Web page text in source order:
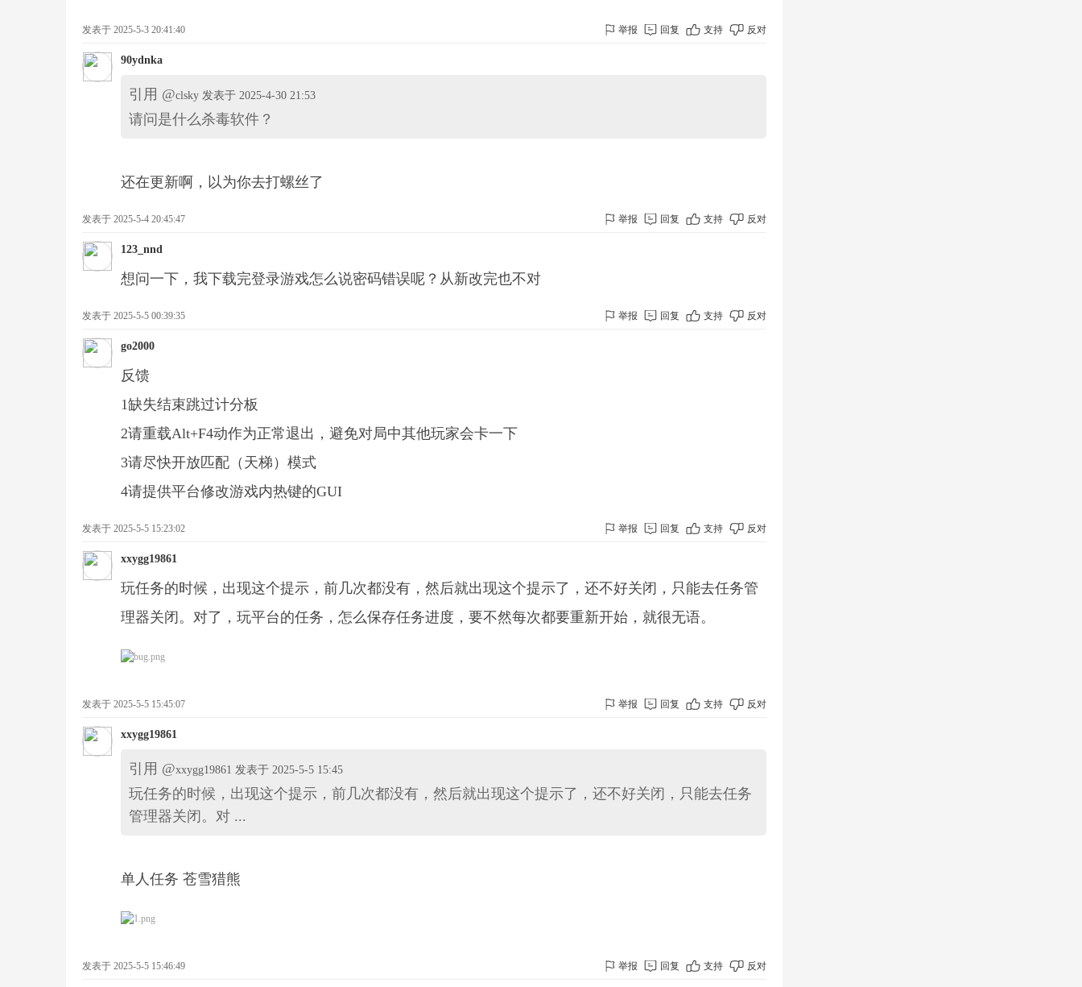
发表于 2025-5-3 20:41:40 举报 回复 支持 反对
90ydnka
引用 @clsky 发表于 2025-4-30 21:53
请问是什么杀毒软件？
还在更新啊，以为你去打螺丝了
发表于 2025-5-4 20:45:47 举报 回复 支持 反对
123_nnd
想问一下，我下载完登录游戏怎么说密码错误呢？从新改完也不对
发表于 2025-5-5 00:39:35 举报 回复 支持 反对
go2000
反馈
1缺失结束跳过计分板
2请重载Alt+F4动作为正常退出，避免对局中其他玩家会卡一下
3请尽快开放匹配（天梯）模式
4请提供平台修改游戏内热键的GUI
发表于 2025-5-5 15:23:02 举报 回复 支持 反对
xxygg19861
玩任务的时候，出现这个提示，前几次都没有，然后就出现这个提示了，还不好关闭，只能去任务管
理器关闭。对了，玩平台的任务，怎么保存任务进度，要不然每次都要重新开始，就很无语。
发表于 2025-5-5 15:45:07 举报 回复 支持 反对
xxygg19861
引用 @xxygg19861 发表于 2025-5-5 15:45
玩任务的时候，出现这个提示，前几次都没有，然后就出现这个提示了，还不好关闭，只能去任务
管理器关闭。对 ...
单人任务 苍雪猎熊
发表于 2025-5-5 15:46:49 举报 回复 支持 反对